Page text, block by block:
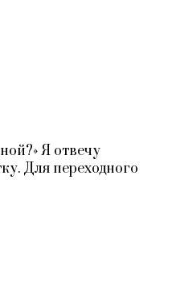
Я отвечу
Для переходного